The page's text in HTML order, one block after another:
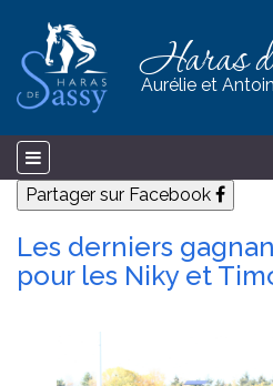
Haras
Aurélie et
Partager sur Facebook
Les derniers
pour les Niky et